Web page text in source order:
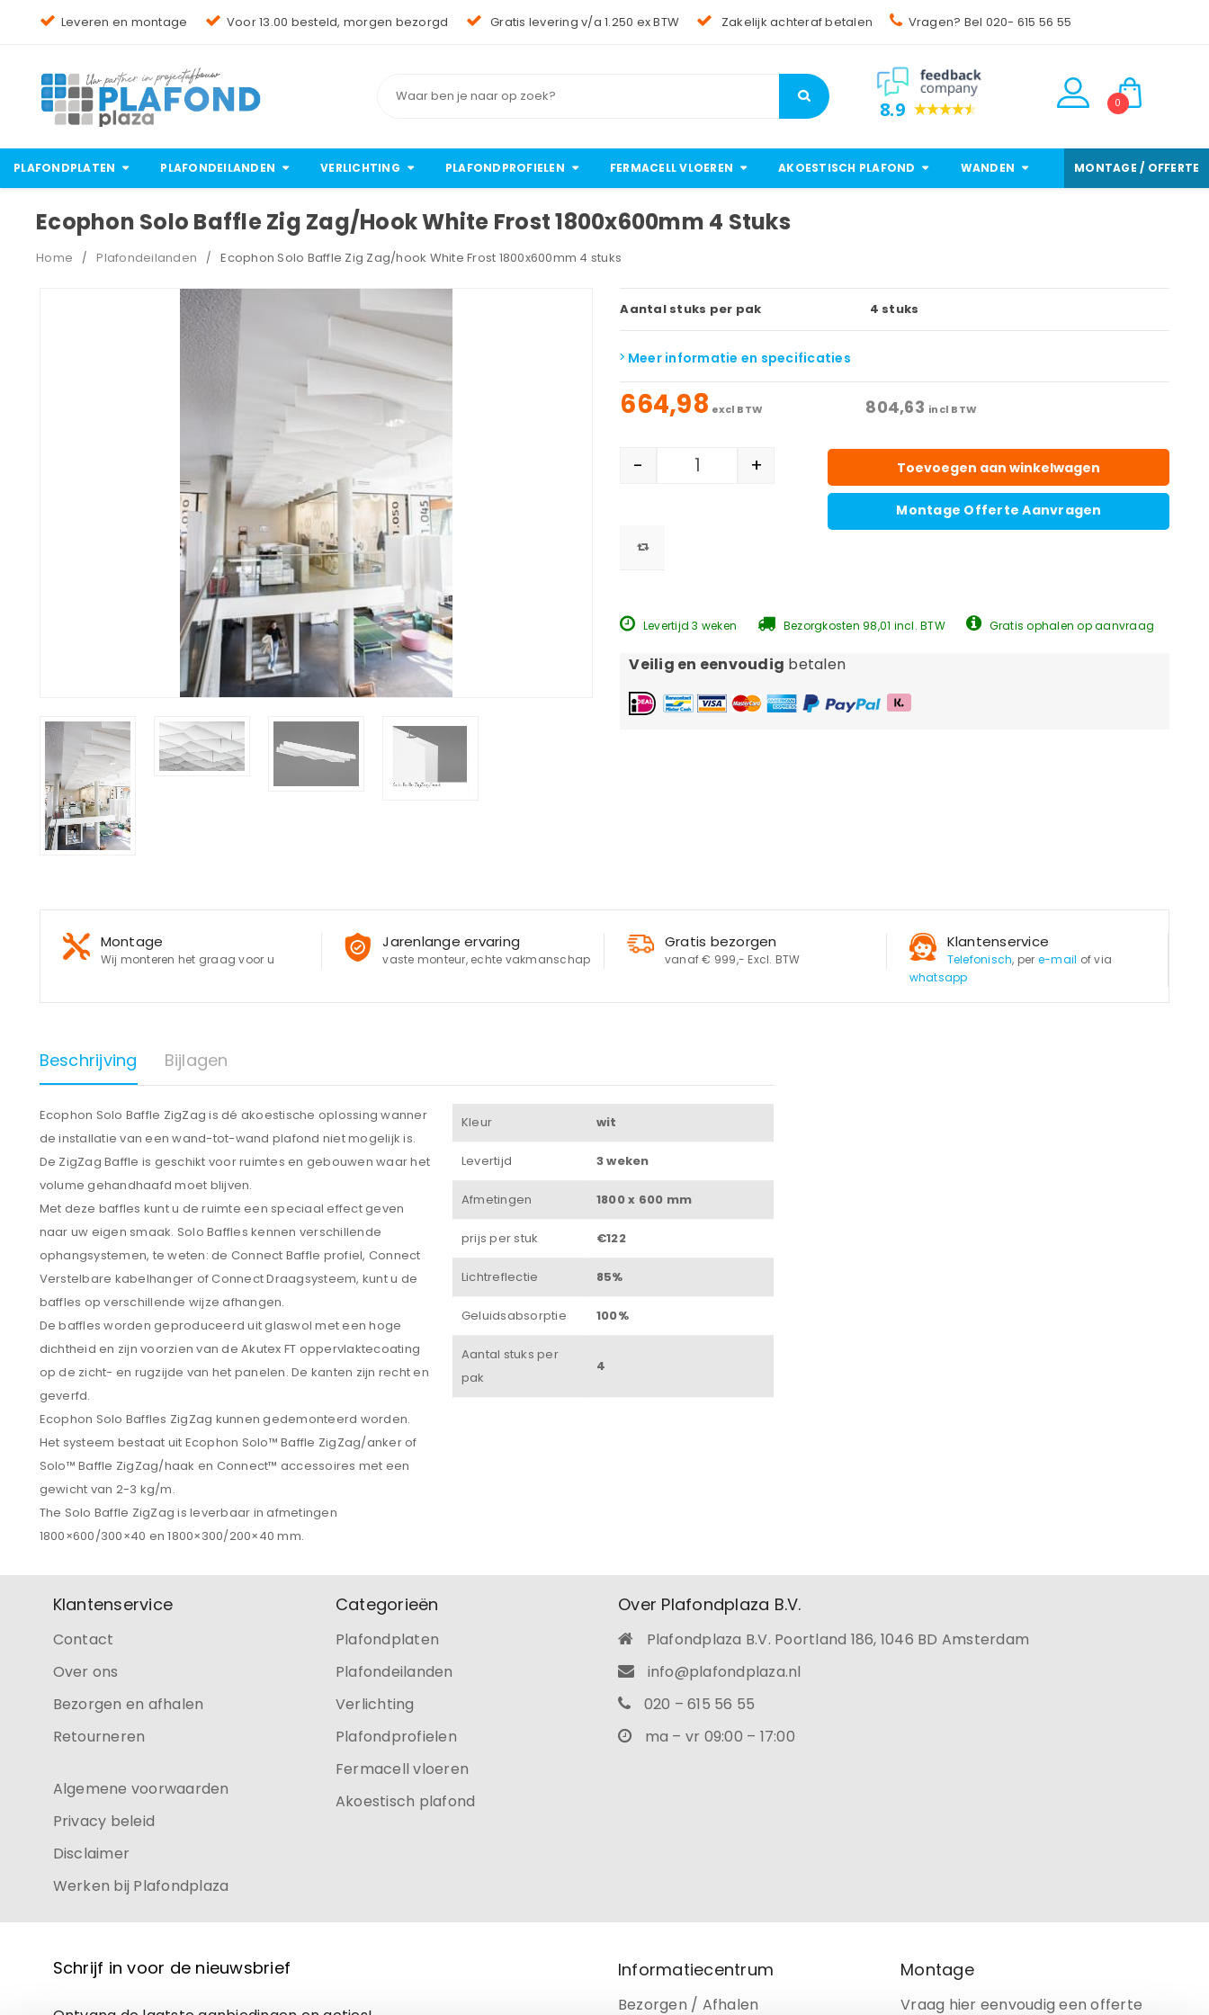
Wachtwoord
JE WACHTWOORD VERGETEN?
Leveren en montage Voor 13.00 besteld, morgen bezorgd Gratis levering v/a 1.250 ex BTW Zakelijk achteraf betalen Vragen? Bel 020- 615 56 55
8.9 0
PLAFONDPLATEN PLAFONDEILANDEN VERLICHTING PLAFONDPROFIELEN FERMACELL VLOEREN AKOESTISCH PLAFOND WANDEN MONTAGE / OFFERTE
Ecophon Solo Baffle Zig Zag/hook White Frost 1800x600mm 4 Stuks
Home / Plafondeilanden / Ecophon Solo Baffle Zig Zag/hook White Frost 1800x600mm 4 stuks
Aantal stuks per pak 4 stuks
Meer informatie en specificaties
664,98 excl BTW 804,63 incl BTW
- + Toevoegen aan winkelwagen
Montage Offerte Aanvragen
Levertijd 3 weken Bezorgkosten 98,01 incl. BTW Gratis ophalen op aanvraag
Veilig en eenvoudig betalen
Montage
Wij monteren het graag voor u
Jarenlange ervaring
vaste monteur, echte vakmanschap
Gratis bezorgen
vanaf € 999,- Excl. BTW
Klantenservice
Telefonisch, per e-mail of via
whatsapp
Beschrijving Bijlagen
Ecophon Solo Baffle ZigZag is dé akoestische oplossing wanner
de installatie van een wand-tot-wand plafond niet mogelijk is.
De ZigZag Baffle is geschikt voor ruimtes en gebouwen waar het
volume gehandhaafd moet blijven.
Met deze baffles kunt u de ruimte een speciaal effect geven
naar uw eigen smaak. Solo Baffles kennen verschillende
ophangsystemen, te weten: de Connect Baffle profiel, Connect
Verstelbare kabelhanger of Connect Draagsysteem, kunt u de
baffles op verschillende wijze afhangen.
De baffles worden geproduceerd uit glaswol met een hoge
dichtheid en zijn voorzien van de Akutex FT oppervlaktecoating
op de zicht- en rugzijde van het panelen. De kanten zijn recht en
geverfd.
Ecophon Solo Baffles ZigZag kunnen gedemonteerd worden.
Het systeem bestaat uit Ecophon Solo™ Baffle ZigZag/anker of
Solo™ Baffle ZigZag/haak en Connect™ accessoires met een
gewicht van 2-3 kg/m.
The Solo Baffle ZigZag is leverbaar in afmetingen
1800×600/300×40 en 1800×300/200×40 mm.
Kleur wit
Levertijd 3 weken
Afmetingen 1800 x 600 mm
prijs per stuk €122
Lichtreflectie 85%
Geluidsabsorptie 100%
Aantal stuks per
pak
4
Klantenservice
Contact
Over ons
Bezorgen en afhalen
Retourneren
Algemene voorwaarden
Privacy beleid
Disclaimer
Werken bij Plafondplaza
Categorieën
Plafondplaten
Plafondeilanden
Verlichting
Plafondprofielen
Fermacell vloeren
Akoestisch plafond
Over Plafondplaza B.V.
Plafondplaza B.V. Poortland 186, 1046 BD Amsterdam
info@plafondplaza.nl
020 – 615 56 55
ma – vr 09:00 – 17:00
Schrijf in voor de nieuwsbrief Informatiecentrum
Bezorgen / Afhalen
Montage
Vraag hier eenvoudig een offerte